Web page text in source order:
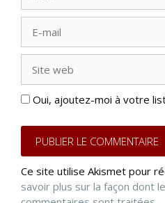
mail
web
Oui, ajoutez-moi à votre
Ce site utilise Akismet pour
savoir plus sur la façon dont